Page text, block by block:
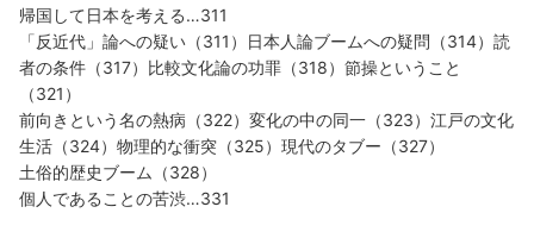
帰国して日本を考える…311
「反近代」論への疑い（311）日本人論ブームへの疑問（314）読
者の条件（317）比較文化論の功罪（318）節操ということ
（321）
前向きという名の熱病（322）変化の中の同一（323）江戸の文化
生活（324）物理的な衝突（325）現代のタブー（327）
土俗的歴史ブーム（328）
個人であることの苦渋…331